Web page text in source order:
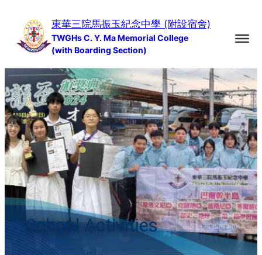
content
東華三院馬振玉紀念中學 (附設宿舍)
TWGHs C. Y. Ma Memorial College
(with Boarding Section)
School Activities